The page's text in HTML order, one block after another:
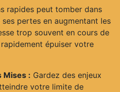
rapides peut tomber dans
pertes en augmentant les
trop souvent en cours de
épuiser votre
Mises : Gardez des enjeux
votre limite de